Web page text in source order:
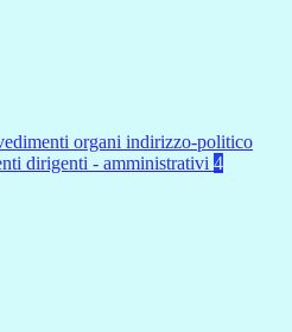
organi indirizzo-politico
dirigenti - amministrativi 4